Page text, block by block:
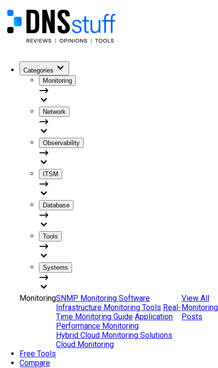
Categories
Monitoring
Network
Observability
ITSM
Database
Tools
Systems
MonitoringSNMP Monitoring Software
Infrastructure Monitoring Tools Real-
Time Monitoring Guide Application
Performance Monitoring
Hybrid Cloud Monitoring Solutions
Cloud Monitoring
View All
Monitoring
Posts
Free Tools
Compare